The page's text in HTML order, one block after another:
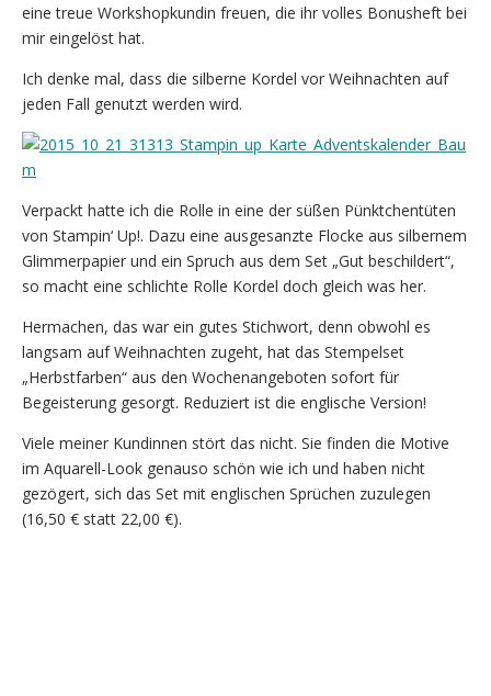
eine treue Workshopkundin freuen, die ihr volles Bonusheft bei
mir eingelöst hat.
Ich denke mal, dass die silberne Kordel vor Weihnachten auf
jeden Fall genutzt werden wird.
Verpackt hatte ich die Rolle in eine der süßen Pünktchentüten
von Stampin‘ Up!. Dazu eine ausgesanzte Flocke aus silbernem
Glimmerpapier und ein Spruch aus dem Set „Gut beschildert“,
so macht eine schlichte Rolle Kordel doch gleich was her.
Hermachen, das war ein gutes Stichwort, denn obwohl es
langsam auf Weihnachten zugeht, hat das Stempelset
„Herbstfarben“ aus den Wochenangeboten sofort für
Begeisterung gesorgt. Reduziert ist die englische Version!
Viele meiner Kundinnen stört das nicht. Sie finden die Motive
im Aquarell-Look genauso schön wie ich und haben nicht
gezögert, sich das Set mit englischen Sprüchen zuzulegen
(16,50 € statt 22,00 €).